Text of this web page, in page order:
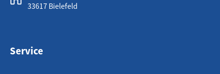
33617 Bielefeld
Service